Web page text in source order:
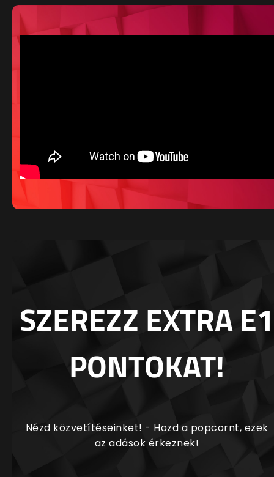
SZEREZZ EXTRA E1
PONTOKAT!
Nézd közvetítéseinket! - Hozd a popcornt, ezek
az adások érkeznek!